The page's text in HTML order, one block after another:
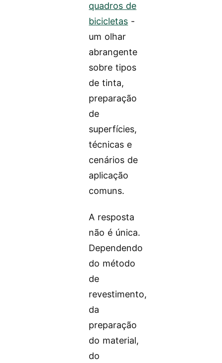
quadros de
bicicletas -
um olhar
abrangente
sobre tipos
de tinta,
preparação
de
superfícies,
técnicas e
cenários de
aplicação
comuns.
A resposta
não é única.
Dependendo
do método
de
revestimento,
da
preparação
do material,
do